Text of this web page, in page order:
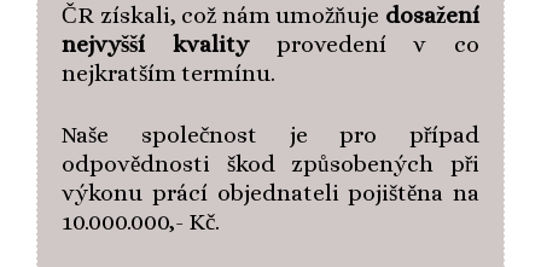
ČR získali, což nám umožňuje dosažení
nejvyšší kvalityprovedení v co
nejkratším termínu.
Naše společnost je pro případ
odpovědnosti škod způsobených při
výkonu prácí objednateli pojištěna na
10.000.000,- Kč.